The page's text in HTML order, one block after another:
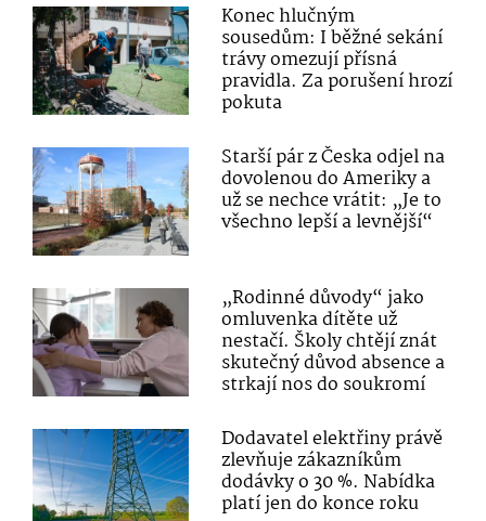
Konec hlučným
sousedům: I běžné sekání
trávy omezují přísná
pravidla. Za porušení hrozí
pokuta
Starší pár z Česka odjel na
dovolenou do Ameriky a
už se nechce vrátit: „Je to
všechno lepší a levnější“
„Rodinné důvody“ jako
omluvenka dítěte už
nestačí. Školy chtějí znát
skutečný důvod absence a
strkají nos do soukromí
Dodavatel elektřiny právě
zlevňuje zákazníkům
dodávky o 30 %. Nabídka
platí jen do konce roku